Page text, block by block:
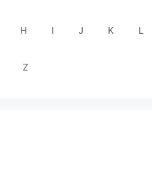
H I J K L
Z